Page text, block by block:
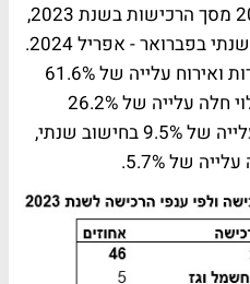
, המהווה 20% מסך הרכישות בשנת 2023,
חלה עלייה של 4.8% בחישוב שנתי בפברואר - אפריל 2024.
מזה, בענף שירותי טיסות, תיירות ואירוח עלייה של 61.6%
בחישוב שנתי, בענף פנאי ובילוי חלה עלייה של 26.2%
בחישוב שנתי, בענף הביטוח עלייה של 9.5% בחישוב שנתי,
של 5.7%.